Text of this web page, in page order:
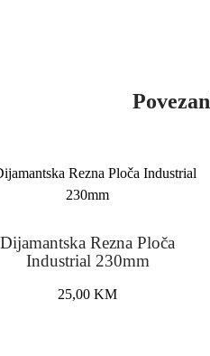
Dijamantska Rezna Ploča
Industrial 230mm
25,00KM